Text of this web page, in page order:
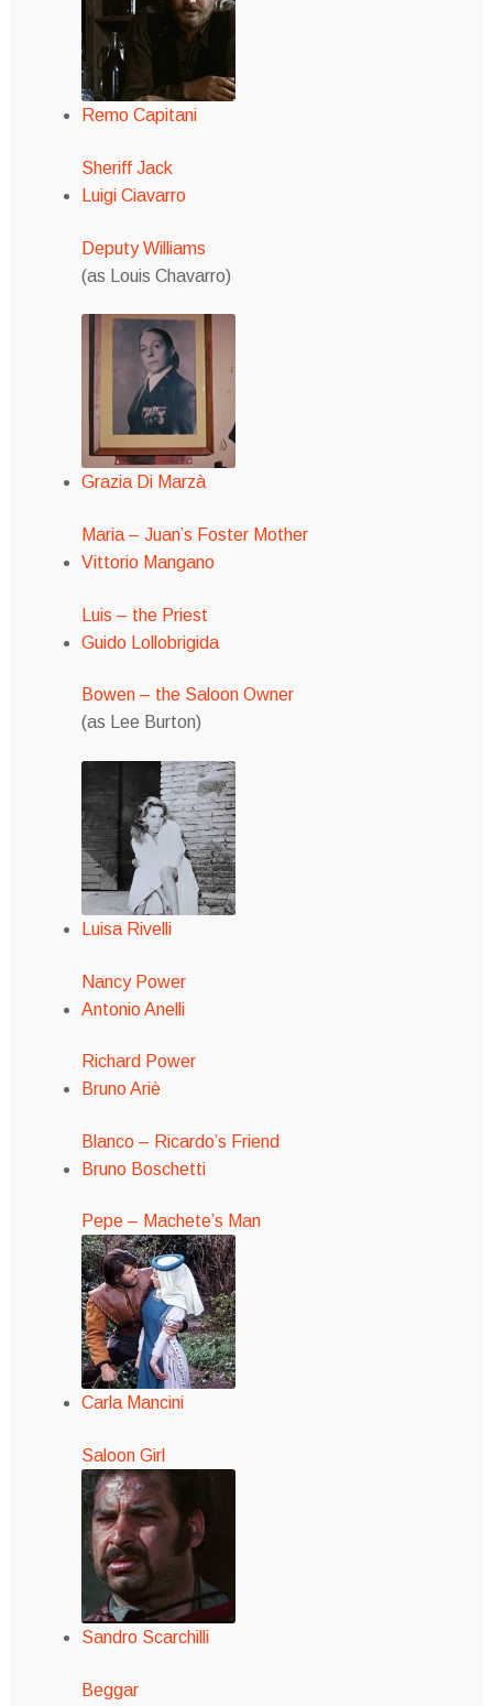
Remo Capitani
Sheriff Jack
Luigi Ciavarro
Deputy Williams
(as Louis Chavarro)
Grazia Di Marzà
Maria – Juan’s Foster Mother
Vittorio Mangano
Luis – the Priest
Guido Lollobrigida
Bowen – the Saloon Owner
(as Lee Burton)
Luisa Rivelli
Nancy Power
Antonio Anelli
Richard Power
Bruno Ariè
Blanco – Ricardo’s Friend
Bruno Boschetti
Pepe – Machete’s Man
Carla Mancini
Saloon Girl
Sandro Scarchilli
Beggar